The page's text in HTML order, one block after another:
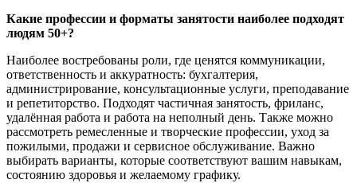
Какие профессии и форматы занятости наиболее подходят
людям 50+?
Наиболее востребованы роли, где ценятся коммуникации,
ответственность и аккуратность: бухгалтерия,
администрирование, консультационные услуги, преподавание
и репетиторство. Подходят частичная занятость, фриланс,
удалённая работа и работа на неполный день. Также можно
рассмотреть ремесленные и творческие профессии, уход за
пожилыми, продажи и сервисное обслуживание. Важно
выбирать варианты, которые соответствуют вашим навыкам,
состоянию здоровья и желаемому графику.